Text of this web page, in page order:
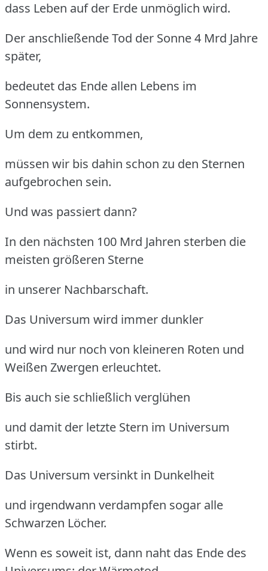
dass Leben auf der Erde unmöglich wird.
Der anschließende Tod der Sonne 4 Mrd Jahre
später,
bedeutet das Ende allen Lebens im
Sonnensystem.
Um dem zu entkommen,
müssen wir bis dahin schon zu den Sternen
aufgebrochen sein.
Und was passiert dann?
In den nächsten 100 Mrd Jahren sterben die
meisten größeren Sterne
in unserer Nachbarschaft.
Das Universum wird immer dunkler
und wird nur noch von kleineren Roten und
Weißen Zwergen erleuchtet.
Bis auch sie schließlich verglühen
und damit der letzte Stern im Universum
stirbt.
Das Universum versinkt in Dunkelheit
und irgendwann verdampfen sogar alle
Schwarzen Löcher.
Wenn es soweit ist, dann naht das Ende des